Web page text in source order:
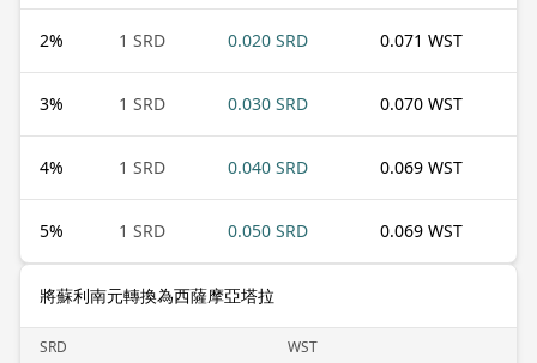
2% 1 SRD 0.020 SRD 0.071 WST
3% 1 SRD 0.030 SRD 0.070 WST
4% 1 SRD 0.040 SRD 0.069 WST
5% 1 SRD 0.050 SRD 0.069 WST
將蘇利南元轉換為西薩摩亞塔拉
SRD WST